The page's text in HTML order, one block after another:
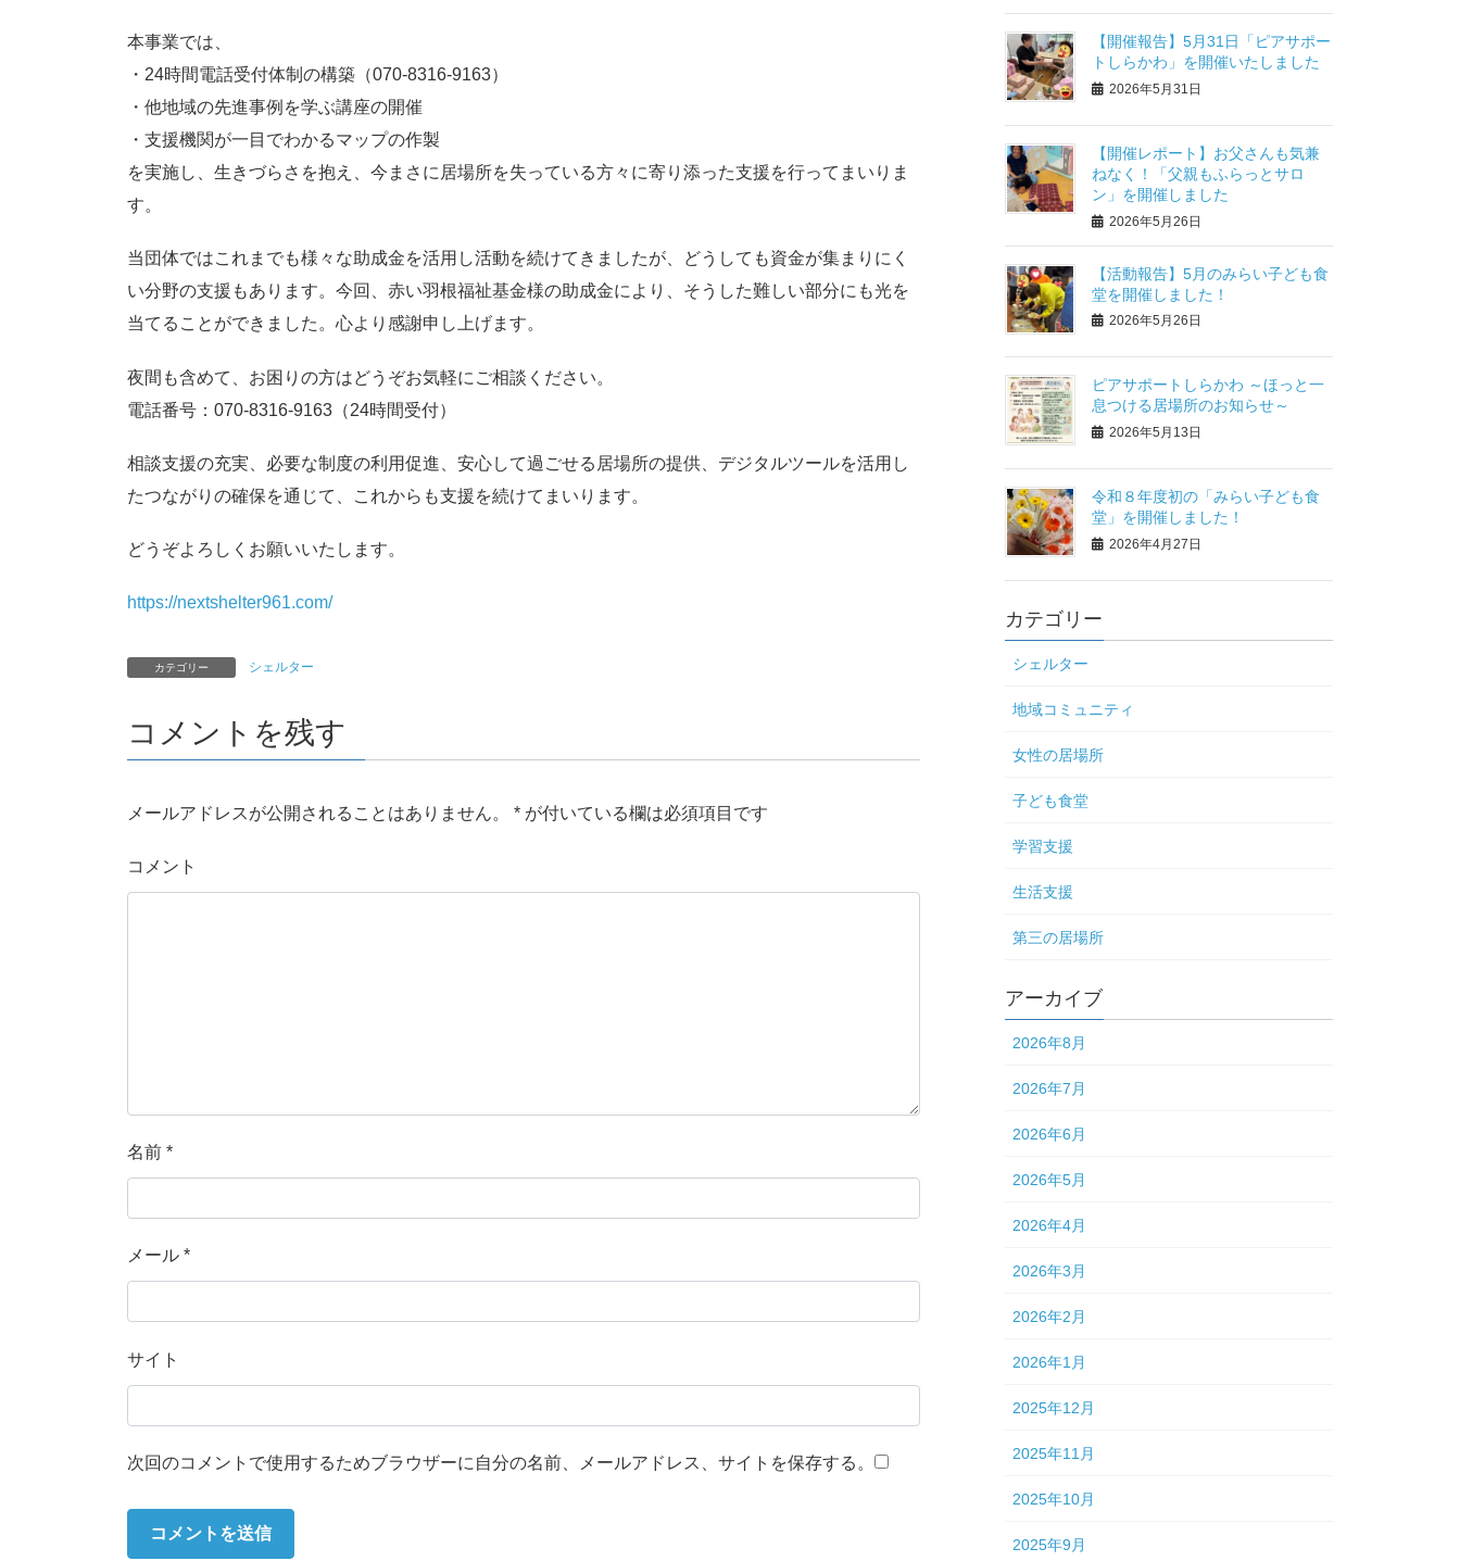
本事業では、
・24時間電話受付体制の構築（070-8316-9163）
・他地域の先進事例を学ぶ講座の開催
・支援機関が一目でわかるマップの作製
を実施し、生きづらさを抱え、今まさに居場所を失っている方々に寄り添った支援を行ってまいりま
す。
当団体ではこれまでも様々な助成金を活用し活動を続けてきましたが、どうしても資金が集まりにく
い分野の支援もあります。今回、赤い羽根福祉基金様の助成金により、そうした難しい部分にも光を
当てることができました。心より感謝申し上げます。
夜間も含めて、お困りの方はどうぞお気軽にご相談ください。
電話番号：070-8316-9163（24時間受付）
相談支援の充実、必要な制度の利用促進、安心して過ごせる居場所の提供、デジタルツールを活用し
たつながりの確保を通じて、これからも支援を続けてまいります。
どうぞよろしくお願いいたします。
https://nextshelter961.com/
カテゴリー シェルター
コメントを残す
メールアドレスが公開されることはありません。 * が付いている欄は必須項目です
コメント
名前 *
メール *
サイト
次回のコメントで使用するためブラウザーに自分の名前、メールアドレス、サイトを保存する。
【開催報告】5月31日「ピアサポー
トしらかわ」を開催いたしました
2026年5月31日
【開催レポート】お父さんも気兼
ねなく！「父親もふらっとサロ
ン」を開催しました
2026年5月26日
【活動報告】5月のみらい子ども食
堂を開催しました！
2026年5月26日
ピアサポートしらかわ ～ほっと一
息つける居場所のお知らせ～
2026年5月13日
令和８年度初の「みらい子ども食
堂」を開催しました！
2026年4月27日
カテゴリー
シェルター
地域コミュニティ
女性の居場所
子ども食堂
学習支援
生活支援
第三の居場所
アーカイブ
2026年8月
2026年7月
2026年6月
2026年5月
2026年4月
2026年3月
2026年2月
2026年1月
2025年12月
2025年11月
2025年10月
2025年9月